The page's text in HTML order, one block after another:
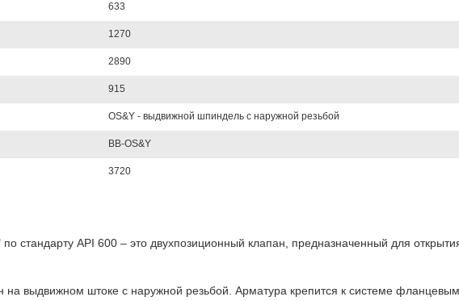
633
1270
2890
915
OS&Y - выдвижной шпиндель с наружной резьбой
BB-OS&Y
3720
стандарту API 600 – это двухпозиционный клапан, предназначенный для
на выдвижном штоке с наружной резьбой. Арматура крепится к системе